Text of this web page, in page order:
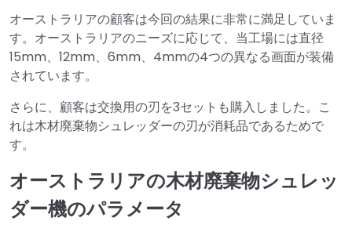
オーストラリアの顧客は今回の結果に非常に満足していま
す。オーストラリアのニーズに応じて、当工場には直径
15mm、12mm、6mm、4mmの4つの異なる画面が装備
されています。
さらに、顧客は交換用の刃を3セットも購入しました。こ
れは木材廃棄物シュレッダーの刃が消耗品であるためで
す。
オーストラリアの木材廃棄物シュレッ
ダー機のパラメータ